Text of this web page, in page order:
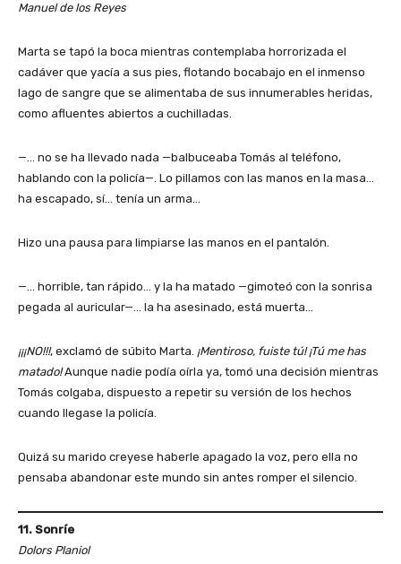
Manuel de los Reyes
Marta se tapó la boca mientras contemplaba horrorizada el
cadáver que yacía a sus pies, flotando bocabajo en el inmenso
lago de sangre que se alimentaba de sus innumerables heridas,
como afluentes abiertos a cuchilladas.
—… no se ha llevado nada —balbuceaba Tomás al teléfono,
hablando con la policía—. Lo pillamos con las manos en la masa…
ha escapado, sí… tenía un arma…
Hizo una pausa para limpiarse las manos en el pantalón.
—… horrible, tan rápido… y la ha matado —gimoteó con la sonrisa
pegada al auricular—… la ha asesinado, está muerta…
¡¡¡NO!!!, exclamó de súbito Marta. ¡Mentiroso, fuiste tú! ¡Tú me has
matado!Aunque nadie podía oírla ya, tomó una decisión mientras
Tomás colgaba, dispuesto a repetir su versión de los hechos
cuando llegase la policía.
Quizá su marido creyese haberle apagado la voz, pero ella no
pensaba abandonar este mundo sin antes romper el silencio.
11. Sonríe
Dolors Planiol